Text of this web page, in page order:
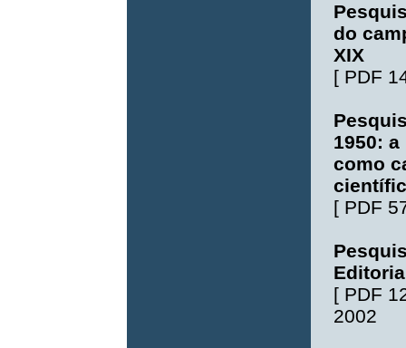
do
XIX
[ PDF
1950:
como
[ PDF
[ PDF
2002